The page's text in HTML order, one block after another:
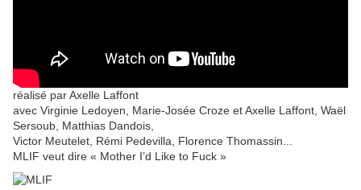
réalisé par Axelle Laffont
avec Virginie Ledoyen, Marie-Josée Croze et Axelle Laffont, Waël
Sersoub, Matthias Dandois,
Victor Meutelet, Rémi Pedevilla, Florence Thomassin...
MLIF veut dire « Mother I’d Like to Fuck »